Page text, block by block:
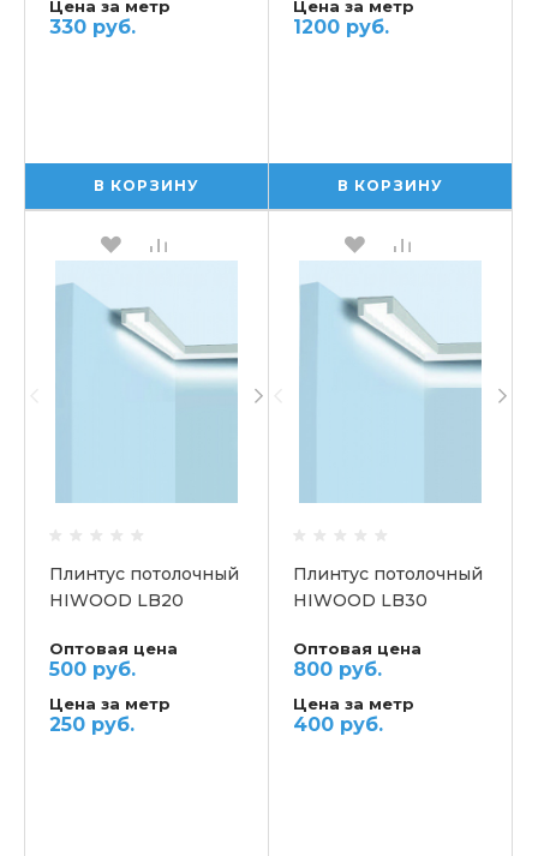
Цена за метр
330 руб.
В КОРЗИНУ
Цена за метр
1200 руб.
В КОРЗИНУ
Плинтус потолочный
HIWOOD LB20
Оптовая цена
500 руб.
Цена за метр
250 руб.
Плинтус потолочный
HIWOOD LB30
Оптовая цена
800 руб.
Цена за метр
400 руб.